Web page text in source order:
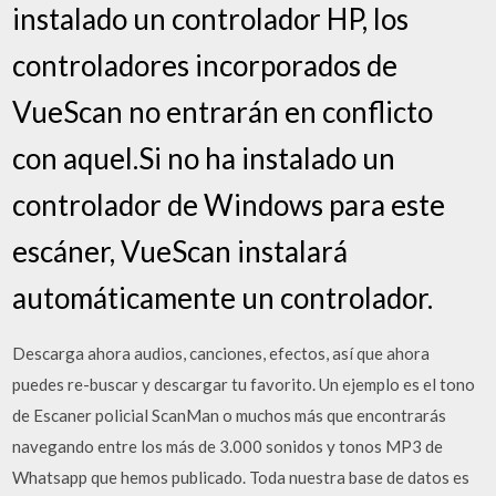
instalado un controlador HP, los
controladores incorporados de
VueScan no entrarán en conflicto
con aquel.Si no ha instalado un
controlador de Windows para este
escáner, VueScan instalará
automáticamente un controlador.
Descarga ahora audios, canciones, efectos, así que ahora
puedes re-buscar y descargar tu favorito. Un ejemplo es el tono
de Escaner policial ScanMan o muchos más que encontrarás
navegando entre los más de 3.000 sonidos y tonos MP3 de
Whatsapp que hemos publicado. Toda nuestra base de datos es